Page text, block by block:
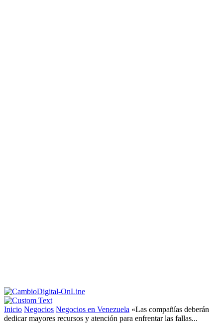
Inicio Negocios Negocios en Venezuela «Las compañías deberán
dedicar mayores recursos y atención para enfrentar las fallas...